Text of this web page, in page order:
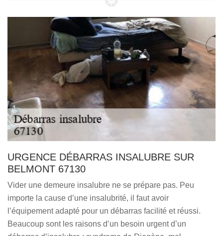
URGENCE DÉBARRAS INSALUBRE SUR
BELMONT 67130
Vider une demeure insalubre ne se prépare pas. Peu
importe la cause d’une insalubrité, il faut avoir
l’équipement adapté pour un débarras facilité et réussi.
Beaucoup sont les raisons d’un besoin urgent d’un